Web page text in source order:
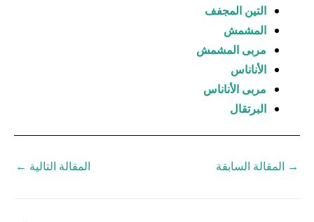
التين المجفف
المشمش
مربى المشمش
الأناناس
مربى الأناناس
البرتقال
→ المقالة السابقة المقالة التالية ←